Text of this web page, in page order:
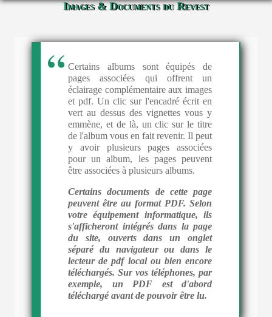
Images & Documents du Revest
Certains albums sont équipés de
pages associées qui offrent un
éclairage complémentaire aux images
et pdf. Un clic sur l'encadré écrit en
vert au dessus des vignettes vous y
emmène, et de là, un clic sur le titre
de l'album vous en fait revenir. Il peut
y avoir plusieurs pages associées
pour un album, les pages peuvent
être associées à plusieurs albums.
Certains documents de cette page
peuvent être au format PDF. Selon
votre équipement informatique, ils
s'afficheront intégrés dans la page
du site, ouverts dans un onglet
séparé du navigateur ou dans le
lecteur de pdf local ou bien encore
téléchargés. Sur vos téléphones, par
exemple, un PDF est d'abord
téléchargé avant de pouvoir être lu.